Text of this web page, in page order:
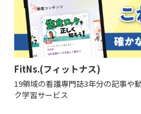
FitNs.(フィットナス)
19領域の看護専門誌3年分の記事や
ク学習サービス